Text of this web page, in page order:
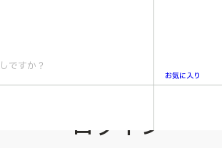
お気に入り
ログイン